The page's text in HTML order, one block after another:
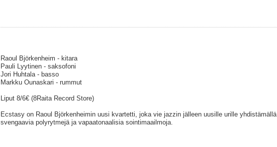
Raoul Björkenheim - kitara
Pauli Lyytinen - saksofoni
Jori Huhtala - basso
Markku Ounaskari - rummut
Liput 8/6€ (8Raita Record Store)
Ecstasy on Raoul Björkenheimin uusi kvartetti, joka vie jazzin jälleen uusille urille yhdistämällä
svengaavia polyrytmejä ja vapaatonaalisia sointimaailmoja.